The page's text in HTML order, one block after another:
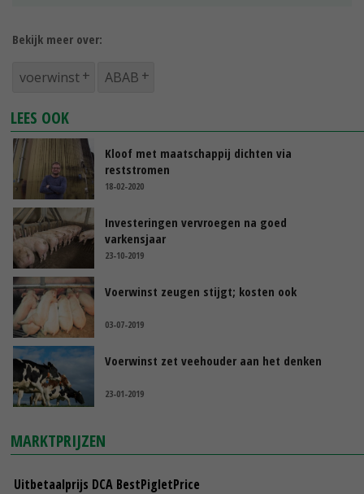
Bekijk meer over:
voerwinst ABAB
LEES OOK
Kloof met maatschappij dichten via
reststromen
18-02-2020
Investeringen vervroegen na goed
varkensjaar
23-10-2019
Voerwinst zeugen stijgt; kosten ook
03-07-2019
Voerwinst zet veehouder aan het denken
23-01-2019
MARKTPRIJZEN
Uitbetaalprijs DCA BestPigletPrice